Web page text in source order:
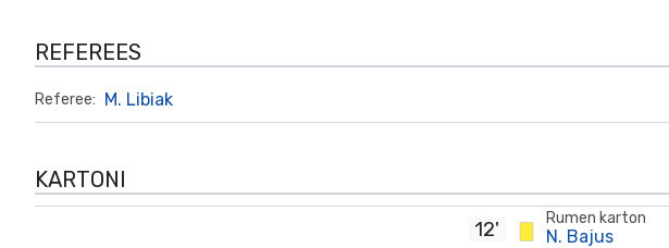
REFEREES
Referee: M. Libiak
KARTONI
12' Rumen karton
N. Bajus